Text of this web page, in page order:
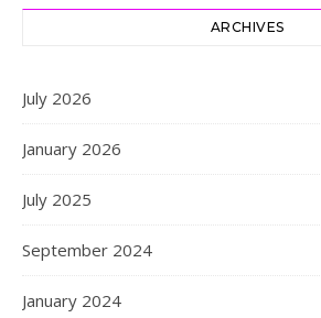
ARCHIVES
July 2026
January 2026
July 2025
September 2024
January 2024